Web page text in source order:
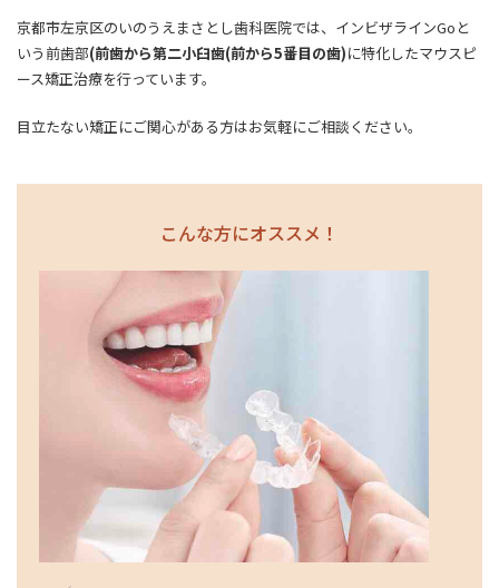
京都市左京区のいのうえまさとし歯科医院では、インビザラインGoと
いう前歯部(前歯から第二小臼歯(前から5番目の歯)に特化したマウスピ
ース矯正治療を行っています。
目立たない矯正にご関心がある方はお気軽にご相談ください。
こんな方にオススメ！